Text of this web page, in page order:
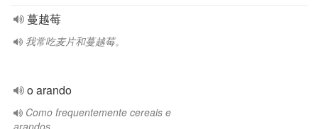
蔓越莓
我常吃麦片和蔓越莓。
o arando
Como frequentemente cereais e
arandos.